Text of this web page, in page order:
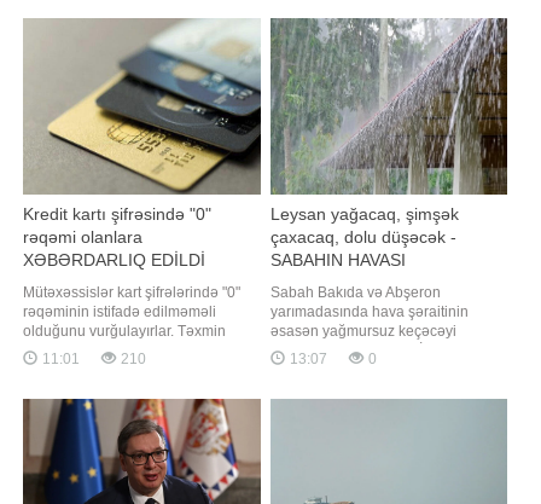
York Times" nəşri rəsmilərə və
mütəxəssislərə istinadən məlumat
yayıb. Tehran BMT müfəttişlərinin
danışığı zamanı bildirib. Telefon
danışığı zamanı 2025-ci il avqustun
8-də Vaşinqtonda keçirilmiş v
Kredit kartı şifrəsində "0"
rəqəmi olanlara
XƏBƏRDARLIQ EDİLDİ
Mütəxəssislər kart şifrələrində "0"
rəqəminin istifadə edilməməli
olduğunu vurğulayırlar. Təxmin
edilməsi asan ardıcıllıqlarda və
doğum tarixlərində tez-tez istifadə
ilk hədəfi olur. xəbər verir ki, kiber
təhlükəsizlik və bankçılıq
mütəxəssisləri kredit v
11:01 210
Leysan yağacaq, şimşək
çaxacaq, dolu düşəcək -
SABAHIN HAVASI
Sabah Bakıda və Abşeron
yarımadasında hava şəraitinin
əsasən yağmursuz keçəcəyi
gözlənilir. Bu barədə BİG.AZ-a Milli
Hidrometeorologiya Xidmətindən
13:07 0